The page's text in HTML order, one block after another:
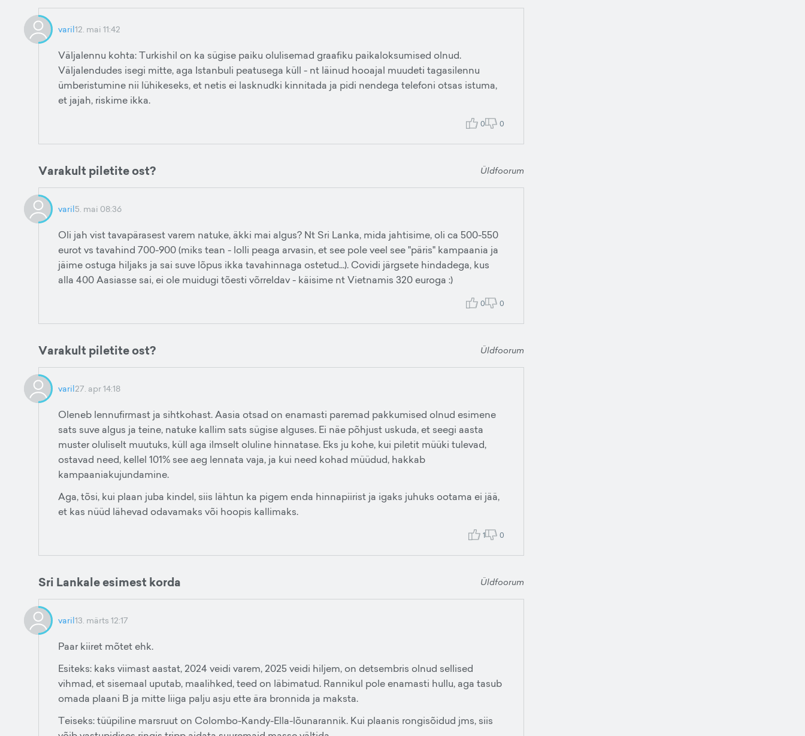
varil12. mai 11:42
Väljalennu kohta: Turkishil on ka sügise paiku olulisemad graafiku paikaloksumised olnud.
Väljalendudes isegi mitte, aga Istanbuli peatusega küll - nt läinud hooajal muudeti tagasilennu
ümberistumine nii lühikeseks, et netis ei lasknudki kinnitada ja pidi nendega telefoni otsas istuma,
et jajah, riskime ikka.
0 0
Varakult piletite ost? Üldfoorum
varil5. mai 08:36
Oli jah vist tavapärasest varem natuke, äkki mai algus? Nt Sri Lanka, mida jahtisime, oli ca 500-550
eurot vs tavahind 700-900 (miks tean - lolli peaga arvasin, et see pole veel see "päris" kampaania ja
jäime ostuga hiljaks ja sai suve lõpus ikka tavahinnaga ostetud...). Covidi järgsete hindadega, kus
alla 400 Aasiasse sai, ei ole muidugi tõesti võrreldav - käisime nt Vietnamis 320 euroga :)
0 0
Varakult piletite ost? Üldfoorum
varil27. apr 14:18
Oleneb lennufirmast ja sihtkohast. Aasia otsad on enamasti paremad pakkumised olnud esimene
sats suve algus ja teine, natuke kallim sats sügise alguses. Ei näe põhjust uskuda, et seegi aasta
muster oluliselt muutuks, küll aga ilmselt oluline hinnatase. Eks ju kohe, kui piletit müüki tulevad,
ostavad need, kellel 101% see aeg lennata vaja, ja kui need kohad müüdud, hakkab
kampaaniakujundamine.
Aga, tõsi, kui plaan juba kindel, siis lähtun ka pigem enda hinnapiirist ja igaks juhuks ootama ei jää,
et kas nüüd lähevad odavamaks või hoopis kallimaks.
1 0
Sri Lankale esimest korda Üldfoorum
varil13. märts 12:17
Paar kiiret mõtet ehk.
Esiteks: kaks viimast aastat, 2024 veidi varem, 2025 veidi hiljem, on detsembris olnud sellised
vihmad, et sisemaal uputab, maalihked, teed on läbimatud. Rannikul pole enamasti hullu, aga tasub
omada plaani B ja mitte liiga palju asju ette ära bronnida ja maksta.
Teiseks: tüüpiline marsruut on Colombo-Kandy-Ella-lõunarannik. Kui plaanis rongisõidud jms, siis